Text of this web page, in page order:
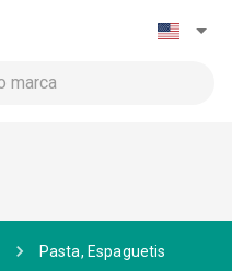
Pasta, Espaguetis